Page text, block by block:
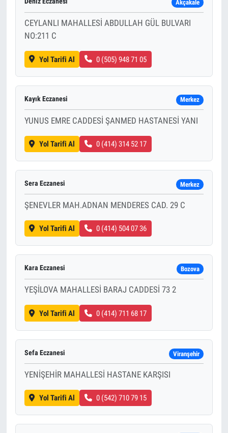
Akçakale
CEYLANLI MAHALLESİ ABDULLAH GÜL BULVARI
NO:211 C
Yol Tarifi Al 0 (505) 948 71 05
Kayık Eczanesi Merkez
YUNUS EMRE CADDESİ ŞANMED HASTANESİ YANI
Yol Tarifi Al 0 (414) 314 52 17
Sera Eczanesi Merkez
ŞENEVLER MAH.ADNAN MENDERES CAD. 29 C
Yol Tarifi Al 0 (414) 504 07 36
Kara Eczanesi Bozova
YEŞİLOVA MAHALLESİ BARAJ CADDESİ 73 2
Yol Tarifi Al 0 (414) 711 68 17
Sefa Eczanesi Viranşehir
YENİŞEHİR MAHALLESİ HASTANE KARŞISI
Yol Tarifi Al 0 (542) 710 79 15